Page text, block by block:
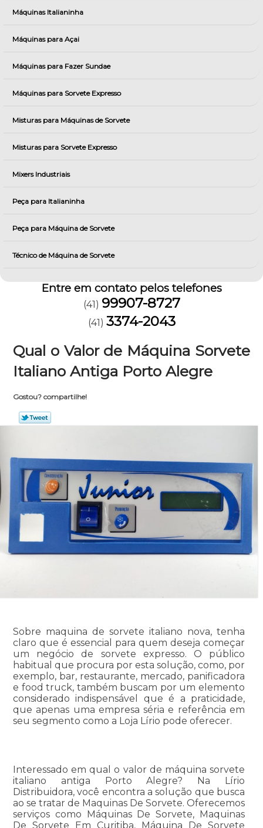
Máquinas Italianinha
Máquinas para Açai
Máquinas para Fazer Sundae
Máquinas para Sorvete Expresso
Misturas para Máquinas de Sorvete
Misturas para Sorvete Expresso
Mixers Industriais
Peça para Italianinha
Peça para Máquina de Sorvete
Técnico de Máquina de Sorvete
Entre em contato pelos telefones
(41) 99907-8727
(41) 3374-2043
Qual o Valor de Máquina Sorvete
Italiano Antiga Porto Alegre
Gostou? compartilhe!
Sobre maquina de sorvete italiano nova, tenha
claro que é essencial para quem deseja começar
um negócio de sorvete expresso. O público
habitual que procura por esta solução, como, por
exemplo, bar, restaurante, mercado, panificadora
e food truck, também buscam por um elemento
considerado indispensável que é a praticidade,
que apenas uma empresa séria e referência em
seu segmento como a Loja Lírio pode oferecer.
Interessado em qual o valor de máquina sorvete
italiano antiga Porto Alegre? Na Lírio
Distribuidora, você encontra a solução que busca
ao se tratar de Maquinas De Sorvete. Oferecemos
serviços como Máquinas De Sorvete, Maquinas
De Sorvete Em Curitiba, Máquina De Sorvete